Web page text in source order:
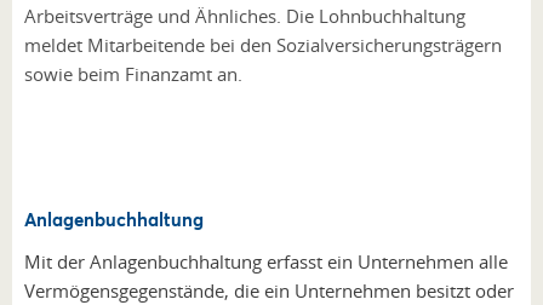
Arbeitsverträge und Ähnliches. Die Lohnbuchhaltung
meldet Mitarbeitende bei den Sozialversicherungsträgern
sowie beim Finanzamt an.
Anlagenbuchhaltung
Mit der Anlagenbuchhaltung erfasst ein Unternehmen alle
Vermögensgegenstände, die ein Unternehmen besitzt oder